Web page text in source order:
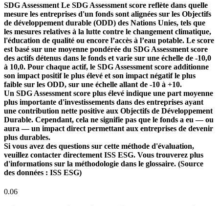
SDG Assessment Le SDG Assessment score reflète dans quelle
mesure les entreprises d'un fonds sont alignées sur les Objectifs
de développement durable (ODD) des Nations Unies, tels que
les mesures relatives à la lutte contre le changement climatique,
l'éducation de qualité ou encore l’accès à l’eau potable. Le score
est basé sur une moyenne pondérée du SDG Assessment score
des actifs détenus dans le fonds et varie sur une échelle de -10,0
à 10,0. Pour chaque actif, le SDG Assessment score additionne
son impact positif le plus élevé et son impact négatif le plus
faible sur les ODD, sur une échelle allant de -10 à +10.
Un SDG Assessment score plus élevé indique une part moyenne
plus importante d'investissements dans des entreprises ayant
une contribution nette positive aux Objectifs de Développement
Durable. Cependant, cela ne signifie pas que le fonds a eu — ou
aura — un impact direct permettant aux entreprises de devenir
plus durables.
Si vous avez des questions sur cette méthode d'évaluation,
veuillez contacter directement ISS ESG. Vous trouverez plus
d'informations sur la méthodologie dans le glossaire. (Source
des données : ISS ESG)
0.06